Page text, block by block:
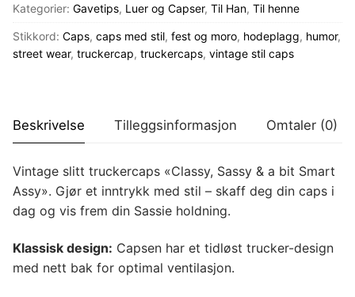
&..."
antall
Kategorier: Gavetips, Luer og Capser, Til Han, Til henne
Stikkord: Caps, caps med stil, fest og moro, hodeplagg, humor,
street wear, truckercap, truckercaps, vintage stil caps
Beskrivelse Tilleggsinformasjon Omtaler (0)
Vintage slitt truckercaps «Classy, Sassy & a bit Smart
Assy». Gjør et inntrykk med stil – skaff deg din caps i
dag og vis frem din Sassie holdning.
Klassisk design: Capsen har et tidløst trucker-design
med nett bak for optimal ventilasjon.